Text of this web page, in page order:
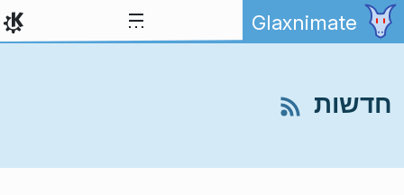
דילוג לתוכןGlaxnimate
חדשות